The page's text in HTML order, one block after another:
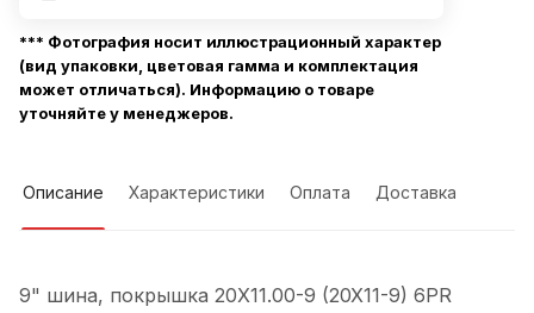
*** Фотография носит иллюстрационный характер
(вид упаковки, цветовая гамма и комплектация
может отличаться). Информацию о товаре
уточняйте у менеджеров.
Описание Характеристики Оплата Доставка
9" шина, покрышка 20X11.00-9 (20X11-9) 6PR